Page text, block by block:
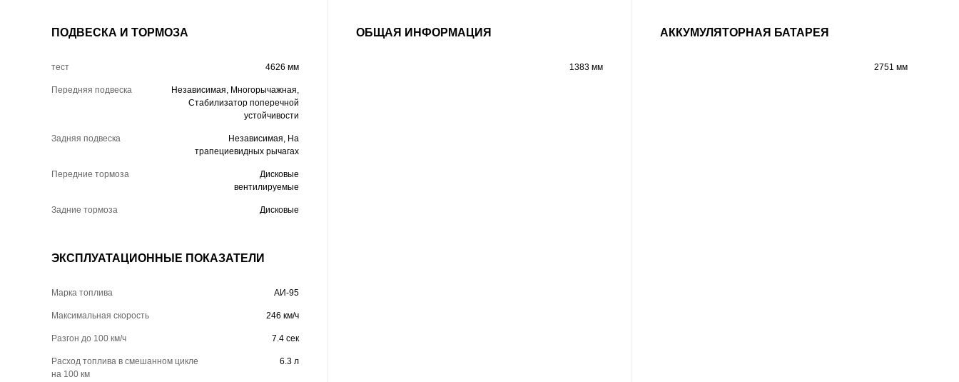
ПОДВЕСКА И ТОРМОЗА
тест 4626 мм
Передняя подвеска
Независимая, Многорычажная,
Стабилизатор поперечной
устойчивости
Задняя подвеска
Независимая, На
трапециевидных рычагах
Передние тормоза
Дисковые
вентилируемые
Задние тормоза Дисковые
ОБЩАЯ ИНФОРМАЦИЯ
1383 мм
АККУМУЛЯТОРНАЯ БАТАРЕЯ
2751 мм
ЭКСПЛУАТАЦИОННЫЕ ПОКАЗАТЕЛИ
Марка топлива АИ-95
Максимальная скорость 246 км/ч
Разгон до 100 км/ч 7.4 сек
Расход топлива в смешанном цикле
на 100 км
6.3 л